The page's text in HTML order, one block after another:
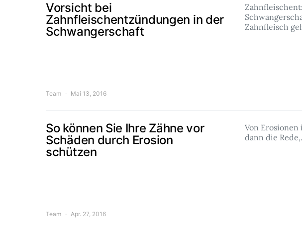
Vorsicht bei
Zahnfleischentzündungen in der
Schwangerschaft
Zahnfleisch
Team Mai 13, 2016
So können Sie Ihre Zähne vor
Schäden durch Erosion
schützen
Von
dann die
Team Apr. 27, 2016